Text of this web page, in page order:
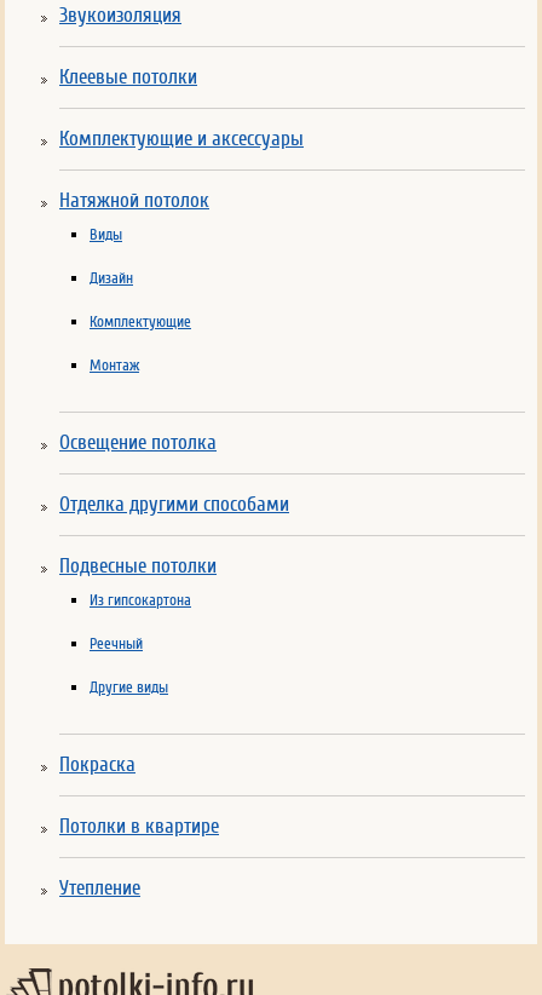
Звукоизоляция
Клеевые потолки
Комплектующие и аксессуары
Натяжной потолок
Виды
Дизайн
Комплектующие
Монтаж
Освещение потолка
Отделка другими способами
Подвесные потолки
Из гипсокартона
Реечный
Другие виды
Покраска
Потолки в квартире
Утепление